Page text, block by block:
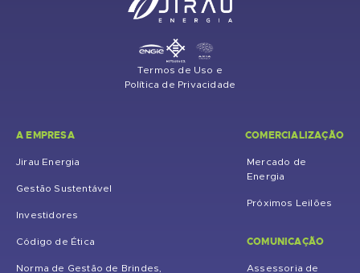
Termos de Uso e
Política de Privacidade
A EMPRESA
Jirau Energia
Gestão Sustentável
Investidores
Código de Ética
Norma de Gestão de Brindes,
COMERCIALIZAÇÃO
Mercado de
Energia
Próximos Leilões
COMUNICAÇÃO
Assessoria de